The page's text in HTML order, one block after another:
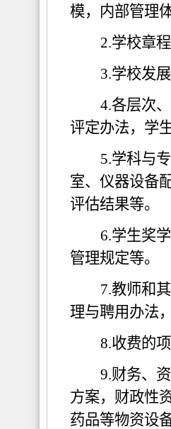
模，内部管理
2.学校章
3.学校发
4.各层次
评定办法，学
5.学科与
室、仪器设备
评估结果等。
6.学生奖
管理规定等。
7.教师和
理与聘用办法
8.收费的
9.财务、
方案，财政性
药品等物资设